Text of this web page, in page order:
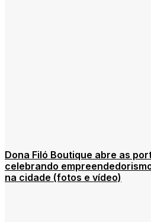
Dona Filó Boutique abre as
celebrando
na cidade (fotos e vídeo)